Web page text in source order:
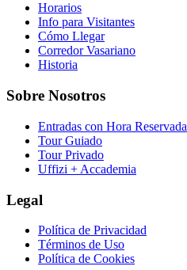
Horarios
Info para Visitantes
Cómo Llegar
Corredor Vasariano
Historia
Sobre Nosotros
Entradas con Hora Reservada
Tour Guiado
Tour Privado
Uffizi + Accademia
Legal
Política de Privacidad
Términos de Uso
Política de Cookies